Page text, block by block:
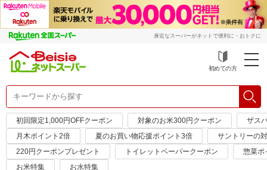
身近なスーパーがネットで便利に・おトクに
初めての方
初回限定1,000円OFFクーポン 対象のお米300円クーポン
ザス
月木ポイント2倍
夏のお買い物応援ポイント3倍
サントリーの
220円クーポンプレゼント
トイレットペーパークーポン
惣菜ポ
お米特集
お水特集